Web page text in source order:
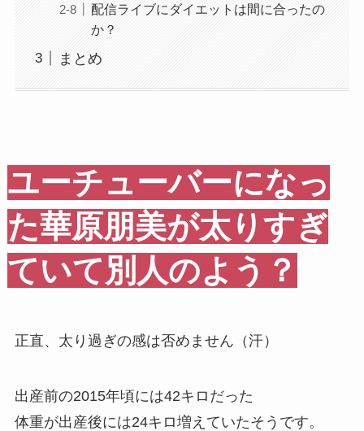
配信ライブにダイエットは間に合ったの
か？
まとめ
ユーチューバーになっ
た華原朋美が太りすぎ
ていて別人のよう？
正直、太り過ぎの感は否めません（汗）
出産前の2015年頃には42キロだった
体重が出産後には24キロ増えていたそうです。